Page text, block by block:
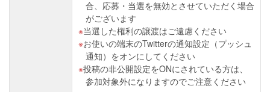
合、応募・当選を無効とさせていただく場合
がございます
当選した権利の譲渡はご遠慮ください
お使いの端末のTwitterの通知設定（プッシュ
通知）をオンにしてください
投稿の非公開設定をONにされている方は、
参加対象外になりますのでご注意ください